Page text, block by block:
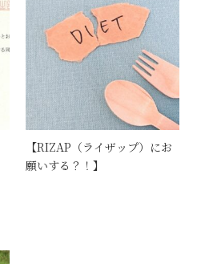
【RIZAP（ライザップ）にお
願いする？！】